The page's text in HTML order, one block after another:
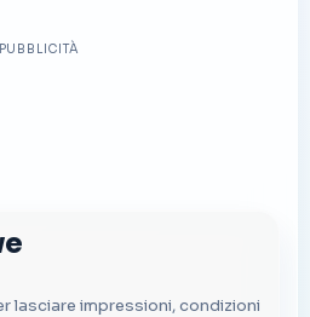
PUBBLICITÀ
lasciare impressioni, condizioni